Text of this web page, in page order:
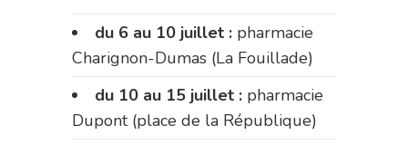
du 6 au 10 juillet : pharmacie
Charignon-Dumas (La Fouillade)
du 10 au 15 juillet : pharmacie
Dupont (place de la République)